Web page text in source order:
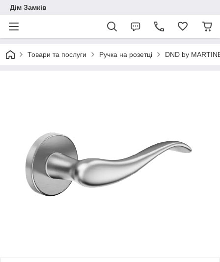
Дім Замків
Товари та послуги Ручка на розетці DND by